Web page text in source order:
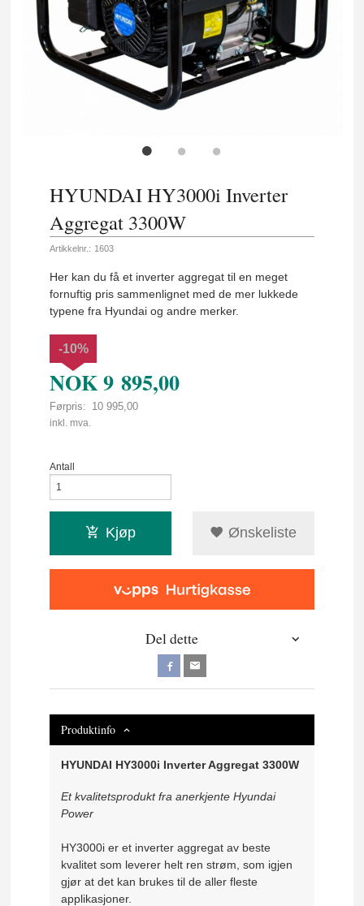
HYUNDAI HY3000i Inverter
Aggregat 3300W
Artikkelnr.: 1603
Her kan du få et inverter aggregat til en meget
fornuftig pris sammenlignet med de mer lukkede
typene fra Hyundai og andre merker.
NOK9 895,00
Førpris: 10 995,00
Rabatt
-10%
inkl. mva.
Antall
Kjøp Ønskeliste
Del dette
Produktinfo
HYUNDAI HY3000i Inverter Aggregat 3300W
Et kvalitetsprodukt fra anerkjente Hyundai
Power
HY3000i er et inverter aggregat av beste
kvalitet som leverer helt ren strøm, som igjen
gjør at det kan brukes til de aller fleste
applikasjoner.